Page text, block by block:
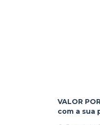
VALOR
com a sua